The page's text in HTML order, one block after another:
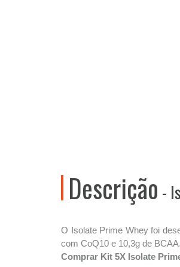
Descrição -
O Isolate Prime Whey foi
com CoQ10 e 10,3g de
Comprar Kit 5X Isolate